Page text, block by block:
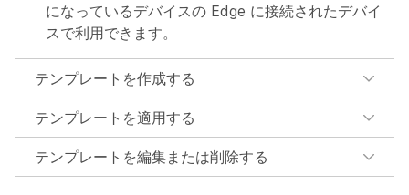
になっているデバイスの Edge に接続されたデバイ
スで利用できます。
テンプレートを作成する
テンプレートを適用する
テンプレートを編集または削除する